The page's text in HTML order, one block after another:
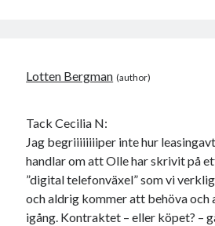
Lotten Bergman
Tack Cecilia N:
Jag begriiiiiiiiper inte hur
handlar om att Olle har skrivit på
”digital telefonväxel” som vi
och aldrig kommer att behöva
igång. Kontraktet – eller köpet? –